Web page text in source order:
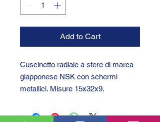
Add to Cart
Cuscinetto radiale a sfere di marca
giapponese NSK con schermi
metallici. Misure 15x32x9.